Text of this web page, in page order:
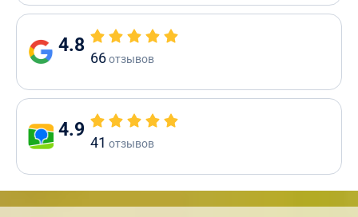
4.8
66отзывов
4.9
41 отзывов